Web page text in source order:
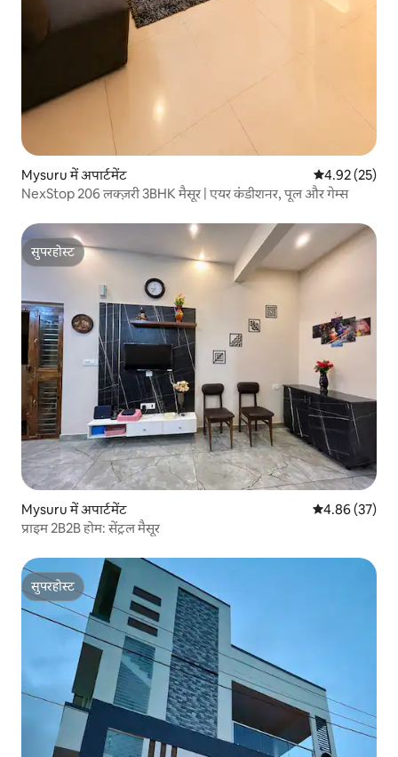
Mysuru में अपार्टमेंट औसत रेटिंग 5 में
4.92 (25)
NexStop 206 लक्ज़री 3BHK मैसूर | एयर कंडीशनर, पूल और गेम्स
सुपरहोस्ट
सुपरहोस्ट
Mysuru में अपार्टमेंट औसत रेटिंग 5 में
4.86 (37)
प्राइम 2B2B होम: सेंट्रल मैसूर
सुपरहोस्ट
सुपरहोस्ट